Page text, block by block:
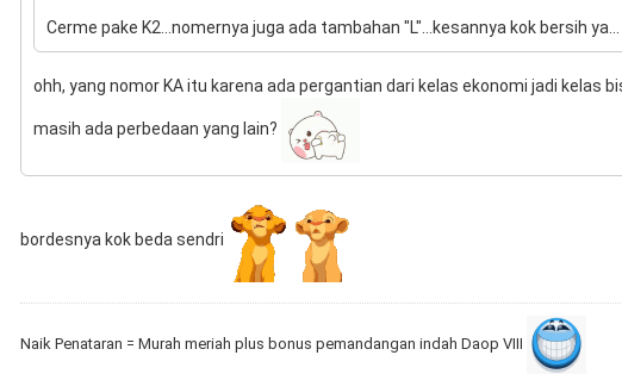
Cerme pake K2...nomernya juga ada tambahan "L"...kesannya kok bersih ya...
ohh, yang nomor KA itu karena ada pergantian dari kelas ekonomi jadi kelas
masih ada perbedaan yang lain?
bordesnya kok beda sendri
Naik Penataran = Murah meriah plus bonus pemandangan indah Daop VIII